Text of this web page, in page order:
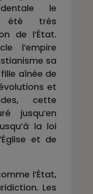
le
été très
de l’État.
l’empire
sa
fille aînée de
et
cette
jusqu’en
la loi
et de
l’État,
Les